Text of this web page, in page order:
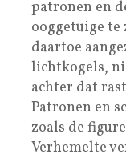
patronen en
ooggetuige te
daartoe
lichtkogels,
achter dat
Patronen en
zoals de
Verhemelte